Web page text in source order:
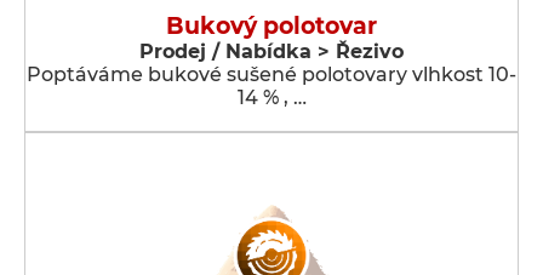
Bukový polotovar
Prodej / Nabídka > Řezivo
Poptáváme bukové sušené polotovary vlhkost 10-
14 % , …